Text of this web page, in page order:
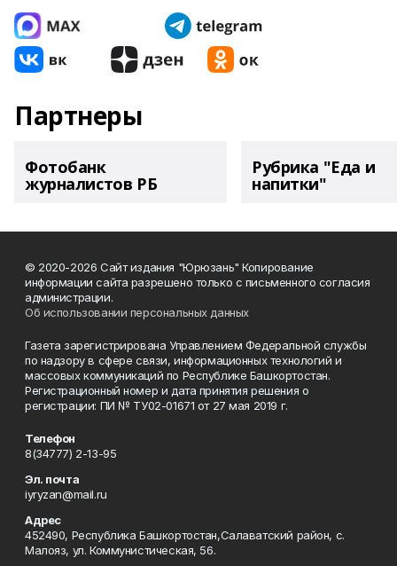
Партнеры
Фотобанк
журналистов РБ
Рубрика "Еда и
напитки"
© 2020-2026 Сайт издания "Юрюзань" Копирование
информации сайта разрешено только с письменного согласия
администрации.
Об использовании персональных данных
Газета зарегистрирована Управлением Федеральной службы
по надзору в сфере связи, информационных технологий и
массовых коммуникаций по Республике Башкортостан.
Регистрационный номер и дата принятия решения о
регистрации: ПИ № ТУ02-01671 от 27 мая 2019 г.
Телефон
8(34777) 2-13-95
Эл. почта
iyryzan@mail.ru
Адрес
452490, Республика Башкортостан,Салаватский район, с.
Малояз, ул. Коммунистическая, 56.